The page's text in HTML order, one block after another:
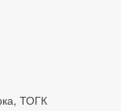
ТОГК